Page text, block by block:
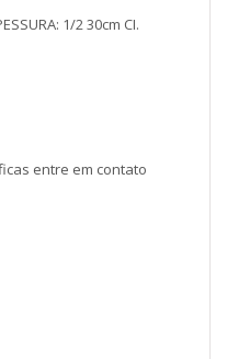
1/2 30cm CI.
entre em contato